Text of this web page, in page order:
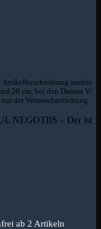
anders
28 cm, bei den Damen V-
der Veranschaulichung.
NEGOTIIS – Der ist
ab 2 Artikeln